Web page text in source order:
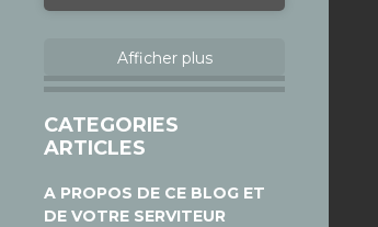
Afficher plus
CATEGORIES
ARTICLES
A PROPOS DE CE BLOG ET
DE VOTRE SERVITEUR